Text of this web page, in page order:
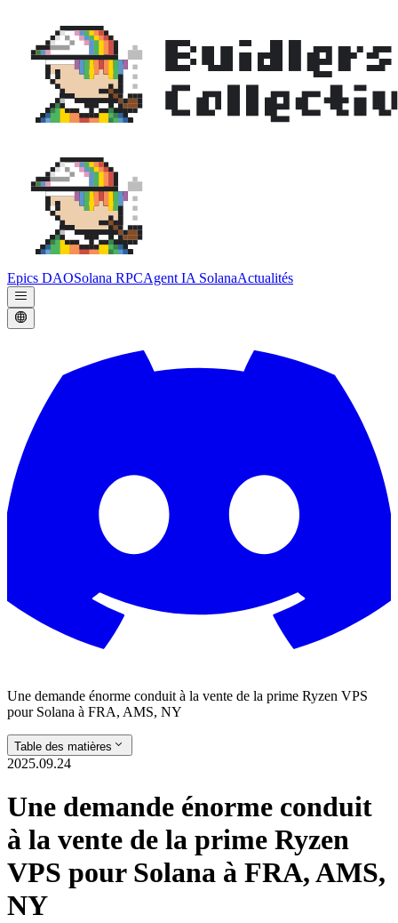
Epics DAOSolana RPCAgent IA SolanaActualités
Une demande énorme conduit à la vente de la prime Ryzen VPS
pour Solana à FRA, AMS, NY
Table des matières
2025.09.24
Une demande énorme conduit
à la vente de la prime Ryzen
VPS pour Solana à FRA, AMS,
NY